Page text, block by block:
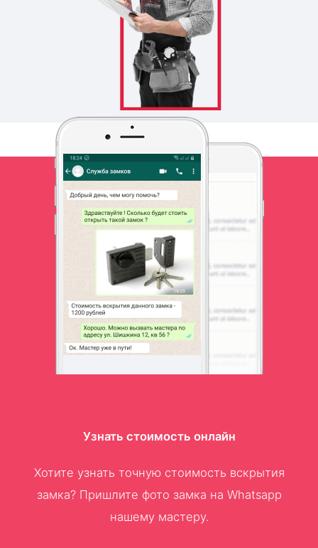
Узнать стоимость онлайн
Хотите узнать точную стоимость вскрытия
замка? Пришлите фото замка на Whatsapp
нашему мастеру.